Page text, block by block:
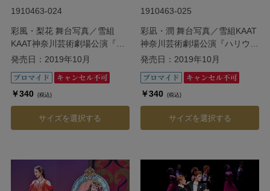
1910463-024
彩風・梨花 舞台写真／雪組
KAAT神奈川芸術劇場公演『ハ
リウッド・ゴシップ』
発売日：2019年10月
￥340 (税込)
サイズを選択する
1910463-025
彩凪・潤 舞台写真／雪組KAAT
神奈川芸術劇場公演『ハリウッ
ド・ゴシップ』
発売日：2019年10月
￥340 (税込)
サイズを選択する